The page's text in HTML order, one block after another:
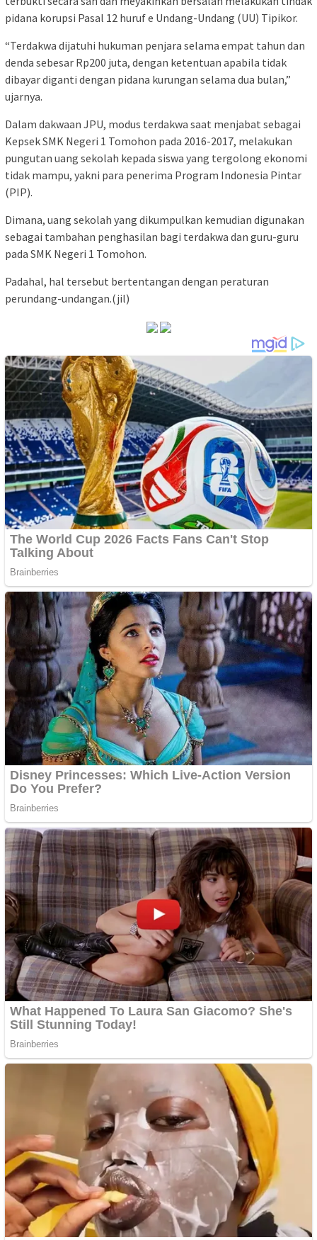
pidana korupsi Pasal 12 huruf e Undang-Undang (UU) Tipikor.
“Terdakwa dijatuhi hukuman penjara selama empat tahun dan
denda sebesar Rp200 juta, dengan ketentuan apabila tidak
dibayar diganti dengan pidana kurungan selama dua bulan,”
ujarnya.
Dalam dakwaan JPU, modus terdakwa saat menjabat sebagai
Kepsek SMK Negeri 1 Tomohon pada 2016-2017, melakukan
pungutan uang sekolah kepada siswa yang tergolong ekonomi
tidak mampu, yakni para penerima Program Indonesia Pintar
(PIP).
Dimana, uang sekolah yang dikumpulkan kemudian digunakan
sebagai tambahan penghasilan bagi terdakwa dan guru-guru
pada SMK Negeri 1 Tomohon.
Padahal, hal tersebut bertentangan dengan peraturan
perundang-undangan.(jil)